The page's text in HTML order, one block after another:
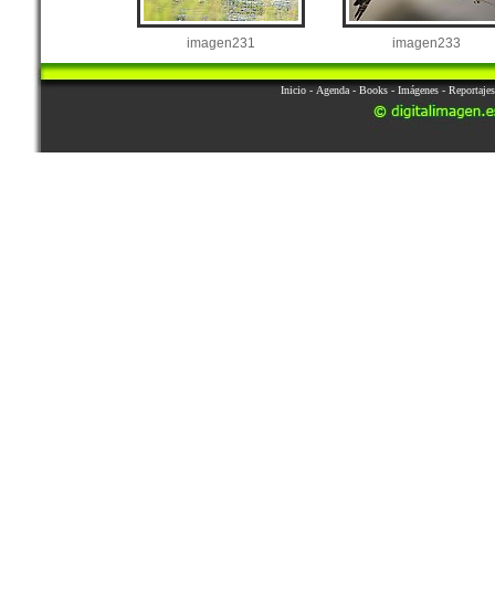
imagen231 imagen233
Inicio - Agenda - Books - Imágenes - Reportajes